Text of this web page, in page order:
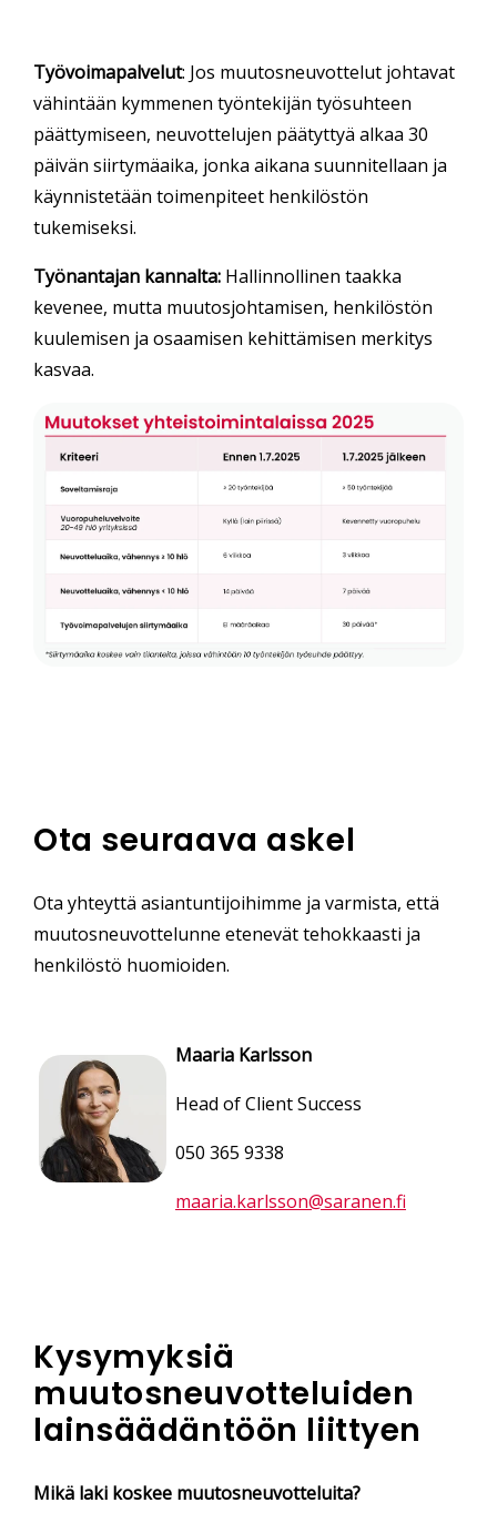
Työvoimapalvelut: Jos muutosneuvottelut johtavat
vähintään kymmenen työntekijän työsuhteen
päättymiseen, neuvottelujen päätyttyä alkaa 30
päivän siirtymäaika, jonka aikana suunnitellaan ja
käynnistetään toimenpiteet henkilöstön
tukemiseksi.
Työnantajan kannalta: Hallinnollinen taakka
kevenee, mutta muutosjohtamisen, henkilöstön
kuulemisen ja osaamisen kehittämisen merkitys
kasvaa.
Ota seuraava askel
Ota yhteyttä asiantuntijoihimme ja varmista, että
muutosneuvottelunne etenevät tehokkaasti ja
henkilöstö huomioiden.
Maaria Karlsson
Head of Client Success
050 365 9338
maaria.karlsson@saranen.fi
Kysymyksiä
muutosneuvotteluiden
lainsäädäntöön liittyen
Mikä laki koskee muutosneuvotteluita?